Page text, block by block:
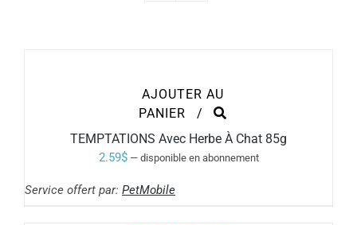
AJOUTER AU
PANIER
/
TEMPTATIONS Avec Herbe À Chat 85g
2.59$ —disponible en abonnement
Service offert par: PetMobile